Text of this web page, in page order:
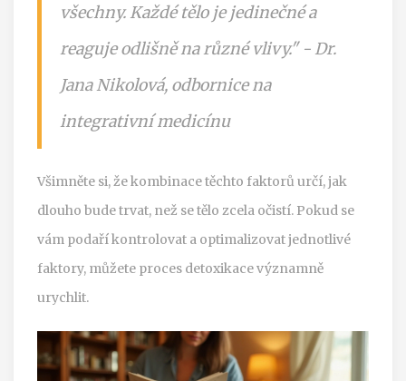
všechny. Každé tělo je jedinečné a
reaguje odlišně na různé vlivy." - Dr.
Jana Nikolová, odbornice na
integrativní medicínu
Všimněte si, že kombinace těchto faktorů určí, jak
dlouho bude trvat, než se tělo zcela očistí. Pokud se
vám podaří kontrolovat a optimalizovat jednotlivé
faktory, můžete proces detoxikace významně
urychlit.